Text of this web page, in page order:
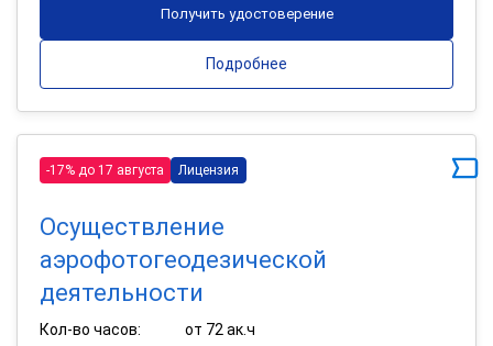
Получить удостоверение
Подробнее
-17% до 17 августа Лицензия
Осуществление
аэрофотогеодезической
деятельности
Кол-во часов:
от 72 ак.ч